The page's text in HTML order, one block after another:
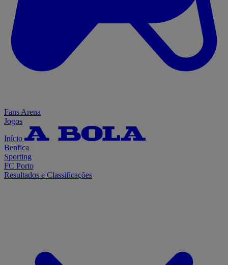
Fans Arena
Jogos
Início
Benfica
Sporting
FC Porto
Resultados e Classificações